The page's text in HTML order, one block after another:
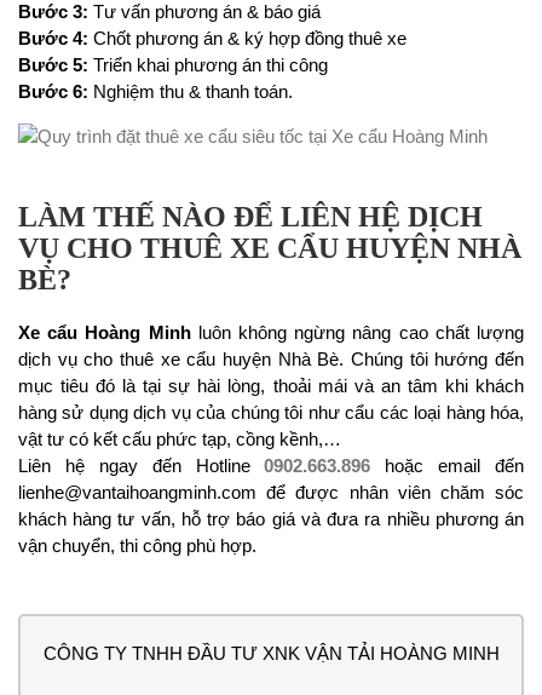
Bước 3: Tư vấn phương án & báo giá
Bước 4: Chốt phương án & ký hợp đồng thuê xe
Bước 5: Triển khai phương án thi công
Bước 6: Nghiệm thu & thanh toán.
LÀM THẾ NÀO ĐỂ LIÊN HỆ DỊCH
VỤ CHO THUÊ XE CẨU HUYỆN NHÀ
BÈ?
Xe cẩu Hoàng Minhluôn không ngừng nâng cao chất lượng
dịch vụ cho thuê xe cẩu huyện Nhà Bè. Chúng tôi hướng đến
mục tiêu đó là tại sự hài lòng, thoải mái và an tâm khi khách
hàng sử dụng dịch vụ của chúng tôi như cẩu các loại hàng hóa,
vật tư có kết cấu phức tạp, cồng kềnh,…
Liên hệ ngay đến Hotline0902.663.896 hoặc email đến
lienhe@vantaihoangminh.com để được nhân viên chăm sóc
khách hàng tư vấn, hỗ trợ báo giá và đưa ra nhiều phương án
vận chuyển, thi công phù hợp.
CÔNG TY TNHH ĐẦU TƯ XNK VẬN TẢI HOÀNG MINH